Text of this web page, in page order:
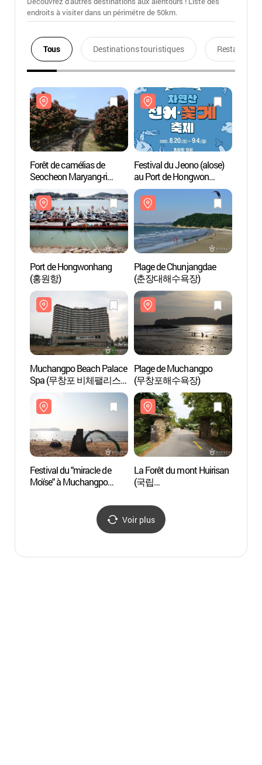
endroits à visiter dans un périmétre de 50km.
Tous Destinations touristiques Restaurants
Forêt de camélias de
Seocheon Maryang-ri
(서천 마량리 동백나무 숲)
Festival du Jeono (alose)
au Port de Hongwon
(홍원항 자연산 전어·꽃게
축제)
Port de Hongwonhang
(홍원항)
Plage de Chunjangdae
(춘장대해수욕장)
Muchangpo Beach Palace
Spa (무창포 비체팰리스
Plage de Muchangpo
(무창포해수욕장)
Festival du "miracle de
Moïse" à Muchangpo
La Forêt du mont Huirisan
(국립
Voir plus